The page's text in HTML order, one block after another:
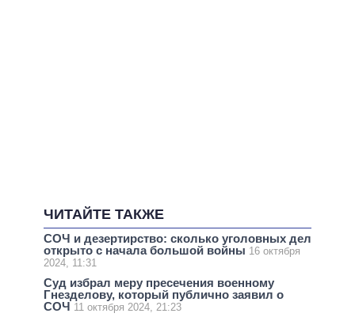
ЧИТАЙТЕ ТАКЖЕ
СОЧ и дезертирство: сколько уголовных дел
открыто с начала большой войны 16 октября
2024, 11:31
Суд избрал меру пресечения военному
Гнезделову, который публично заявил о
СОЧ 11 октября 2024, 21:23